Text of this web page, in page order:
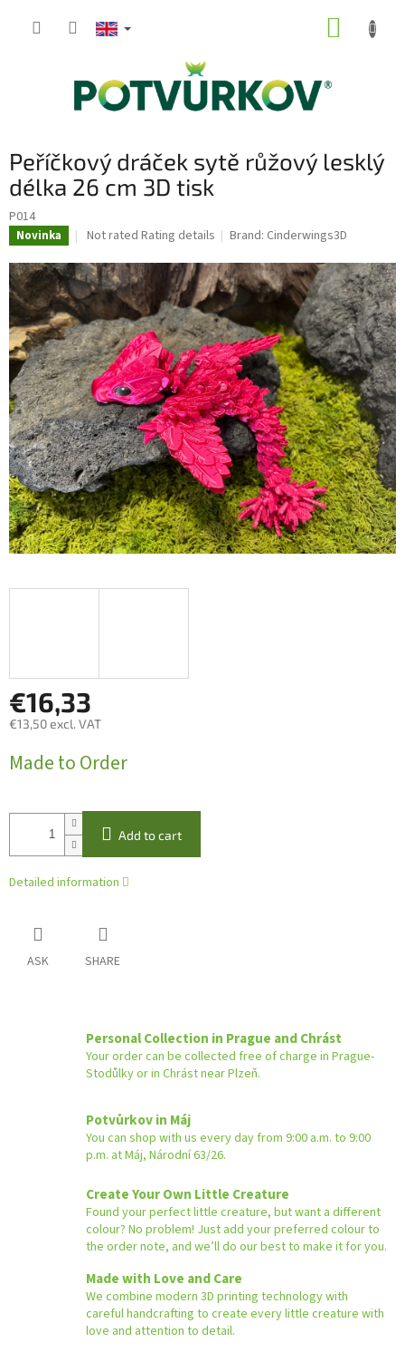
Peříčkový dráček sytě růžový lesklý
délka 26 cm 3D tisk
P014
Novinka
The
product
rating
is
0,0
out
of
5
stars.
Not rated Rating details Brand: Cinderwings3D
€16,33
€13,50 excl. VAT
price:
Made to Order
Add to cart
Detailed information
ASK SHARE
Personal Collection in Prague and Chrást
Your order can be collected free of charge in Prague-
Stodůlky or in Chrást near Plzeň.
Potvůrkov in Máj
You can shop with us every day from 9:00 a.m. to 9:00
p.m. at Máj, Národní 63/26.
Create Your Own Little Creature
Found your perfect little creature, but want a different
colour? No problem! Just add your preferred colour to
the order note, and we’ll do our best to make it for you.
Made with Love and Care
We combine modern 3D printing technology with
careful handcrafting to create every little creature with
love and attention to detail.